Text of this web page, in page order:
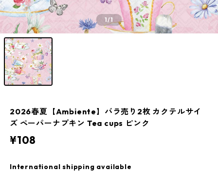
1/1
2026春夏【Ambiente】バラ売り2枚 カクテルサイ
ズ ペーパーナプキン Tea cups ピンク
¥108
International shipping available